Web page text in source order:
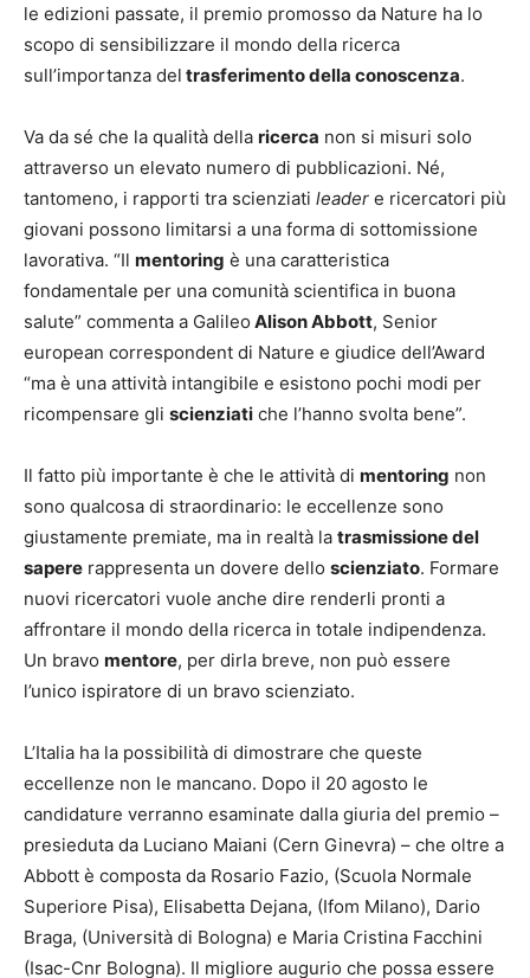
le edizioni passate, il premio promosso da Nature ha lo
scopo di sensibilizzare il mondo della ricerca
sull’importanza del trasferimento della conoscenza.
Va da sé che la qualità della ricerca non si misuri solo
attraverso un elevato numero di pubblicazioni. Né,
tantomeno, i rapporti tra scienziati leader e ricercatori più
giovani possono limitarsi a una forma di sottomissione
lavorativa. “Il mentoring è una caratteristica
fondamentale per una comunità scientifica in buona
salute” commenta a Galileo Alison Abbott, Senior
european correspondent di Nature e giudice dell’Award
“ma è una attività intangibile e esistono pochi modi per
ricompensare gli scienziati che l’hanno svolta bene”.
Il fatto più importante è che le attività di mentoring non
sono qualcosa di straordinario: le eccellenze sono
giustamente premiate, ma in realtà la trasmissione del
sapere rappresenta un dovere dello scienziato. Formare
nuovi ricercatori vuole anche dire renderli pronti a
affrontare il mondo della ricerca in totale indipendenza.
Un bravo mentore, per dirla breve, non può essere
l’unico ispiratore di un bravo scienziato.
L’Italia ha la possibilità di dimostrare che queste
eccellenze non le mancano. Dopo il 20 agosto le
candidature verranno esaminate dalla giuria del premio –
presieduta da Luciano Maiani (Cern Ginevra) – che oltre a
Abbott è composta da Rosario Fazio, (Scuola Normale
Superiore Pisa), Elisabetta Dejana, (Ifom Milano), Dario
Braga, (Università di Bologna) e Maria Cristina Facchini
(Isac-Cnr Bologna). Il migliore augurio che possa essere